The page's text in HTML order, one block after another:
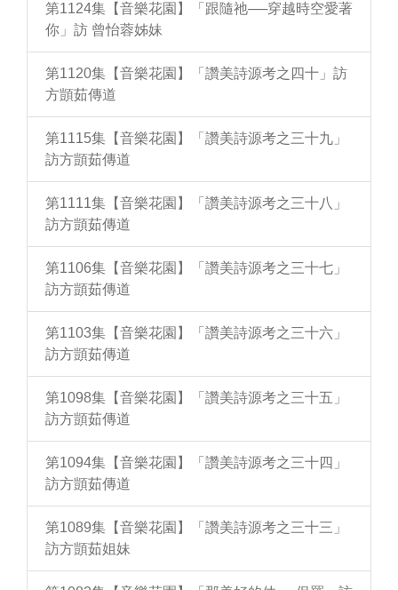
第1124集【音樂花園】「跟隨祂──穿越時空愛著
你」訪 曾怡蓉姊妹
第1120集【音樂花園】「讚美詩源考之四十」訪
方顗茹傳道
第1115集【音樂花園】「讚美詩源考之三十九」
訪方顗茹傳道
第1111集【音樂花園】「讚美詩源考之三十八」
訪方顗茹傳道
第1106集【音樂花園】「讚美詩源考之三十七」
訪方顗茹傳道
第1103集【音樂花園】「讚美詩源考之三十六」
訪方顗茹傳道
第1098集【音樂花園】「讚美詩源考之三十五」
訪方顗茹傳道
第1094集【音樂花園】「讚美詩源考之三十四」
訪方顗茹傳道
第1089集【音樂花園】「讚美詩源考之三十三」
訪方顗茹姐妹